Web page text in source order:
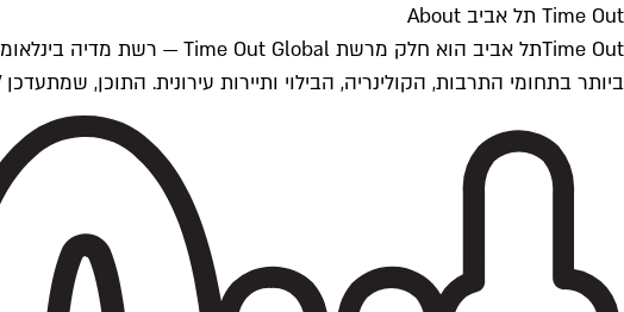
Time Out תל אביב About
ביותר בתחומי התרבות, הקולינריה, הבילוי ותיירות עירונית. התוכן, שמתעדכן 24/7, נכתב ונערך על ידי צוות עיתונאים מקצועי מקומי בישראל, בהתאם לסטנדרטים של Time Out העולמית.